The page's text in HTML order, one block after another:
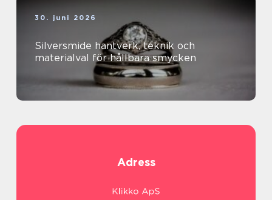
30. juni 2026
Silversmide hantverk, teknik och
materialval för hållbara smycken
Adress